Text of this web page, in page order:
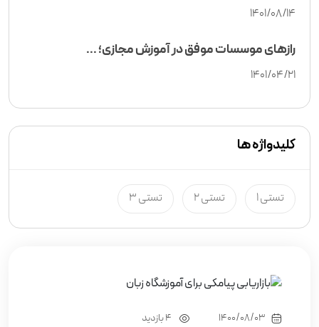
1400/08/03
4 بازدید
1401/08/14
رازهای موسسات موفق در آموزش مجازی؛ ...
1401/04/21
کلیدواژه ها
تستی 1 تستی 2 تستی 3